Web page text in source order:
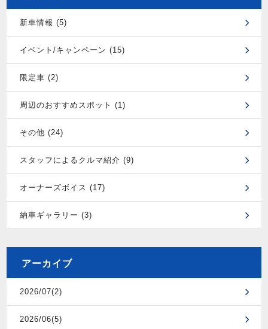
新車情報 (5)
イベント/キャンペーン (15)
限定車 (2)
周辺のおすすめスポット (1)
その他 (24)
スタッフによるクルマ紹介 (9)
オーナーズボイス (17)
納車ギャラリー (3)
アーカイブ
2026/07(2)
2026/06(5)